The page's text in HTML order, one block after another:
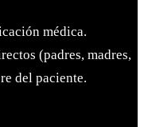
médica.
(padres, madres,
del paciente.